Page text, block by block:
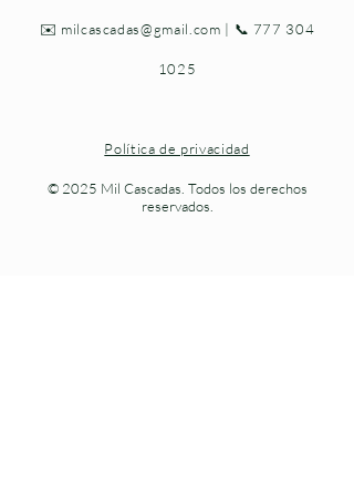
✉️ milcascadas@gmail.com | 📞 777 304
1025
Política de privacidad
© 2025 Mil Cascadas. Todos los derechos
reservados.